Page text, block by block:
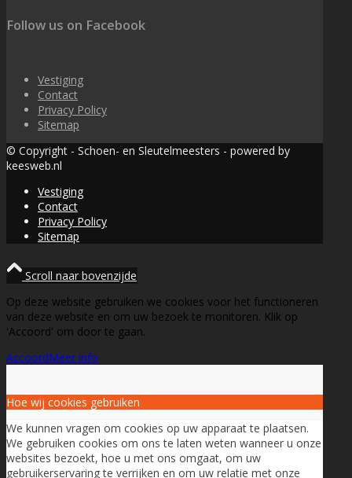
Follow us on Facebook
Vestiging
Contact
Privacy Policy
Sitemap
© Copyright - Schoen- en Sleutelmeesters - powered by
keesweb.nl
Vestiging
Contact
Privacy Policy
Sitemap
Scroll naar bovenzijde
Op deze website gebruiken we cookies voor het functioneren
van deze website en om uw bezoek te monitoren. Klik op
'Accoord' om door te gaan.
AccoordMeer info
Hoe wij cookies gebruiken
We kunnen vragen om cookies op uw apparaat te plaatsen.
We gebruiken cookies om ons te laten weten wanneer u onze
websites bezoekt, hoe u met ons omgaat, om uw
gebruikerservaring te verrijken en om uw relatie met onze